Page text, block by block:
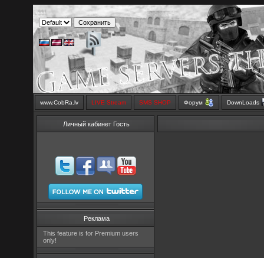
www.CobRa.lv LIVE Stream SMS SHOP Форум DownLoads
Личный кабинет Гость
Реклама
This feature is for Premium users
only!